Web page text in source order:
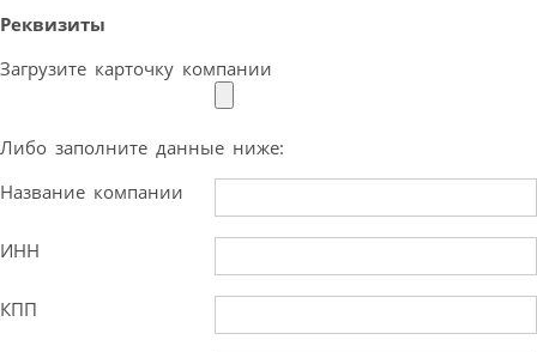
Реквизиты
Загрузите карточку компании
Либо заполните данные ниже:
Название компании
ИНН
КПП